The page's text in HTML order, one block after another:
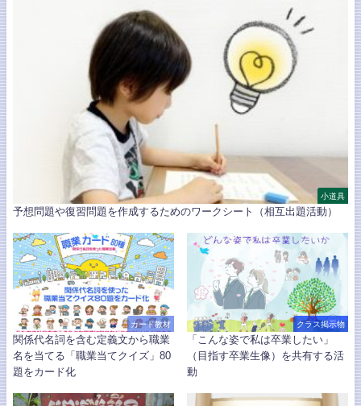
小道具
予想問題や復習問題を作成するためのワークシート（相互出題活動）
カード教材
関係代名詞を含む定義文から職業
名を当てる「職業当てクイズ」80
題をカード化
クラス掲示物
「こんな姿で私は卒業したい」
（目指す卒業生像）を共有する活
動